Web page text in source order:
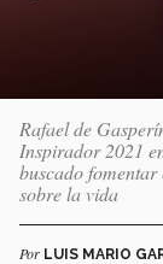
Rafael de
Inspirador 2021
buscado
sobre la vida
Por LUIS MARIO